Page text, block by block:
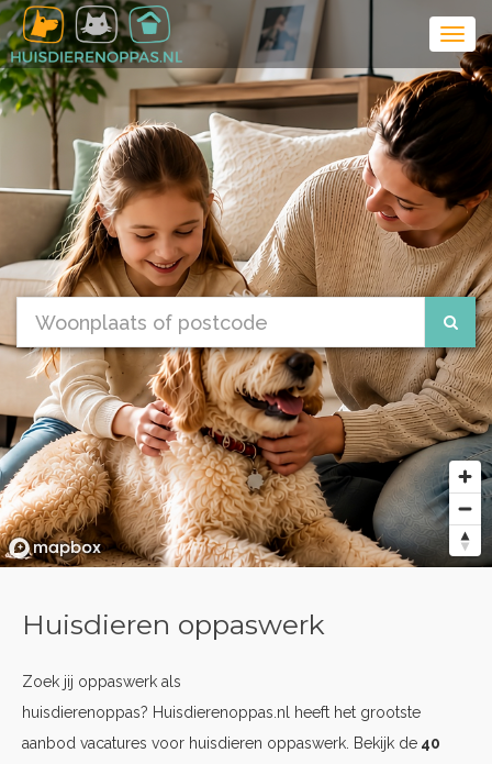
Huisdieren oppaswerk
Zoek jij oppaswerk als
huisdierenoppas? Huisdierenoppas.nl heeft het grootste
aanbod vacatures voor huisdieren oppaswerk. Bekijk de 40